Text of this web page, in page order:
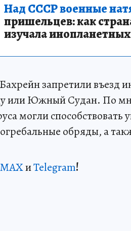
Над СССР военные
пришельцев: как
изучала
запретили въезд
или Южный Судан. По
могли способствовать
обряды, а
МАХиTelegram!